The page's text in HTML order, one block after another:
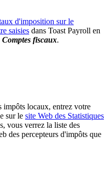
d'imposition sur le
saisies dans Toast Payroll en
fiscaux.
impôts locaux, entrez votre
sur le site Web des Statistiques
vous verrez la liste des
des percepteurs d'impôts que